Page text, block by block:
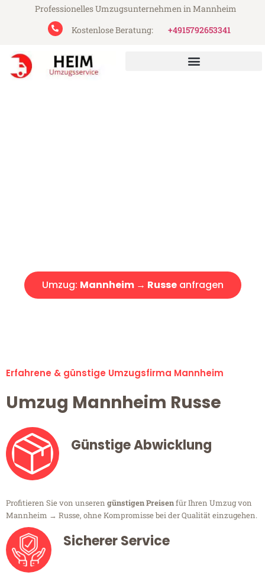
Professionelles Umzugsunternehmen in Mannheim
Kostenlose Beratung:
+4915792653341
Umzug: Mannheim → Russeanfragen
Erfahrene & günstige Umzugsfirma Mannheim
Umzug Mannheim Russe
Günstige Abwicklung
Profitieren Sie von unseren günstigen Preisenfür Ihren Umzug von
Mannheim → Russe, ohne Kompromisse bei der Qualität einzugehen.
Sicherer Service